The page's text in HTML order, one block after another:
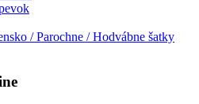
/ Parochne / Hodvábne šatky